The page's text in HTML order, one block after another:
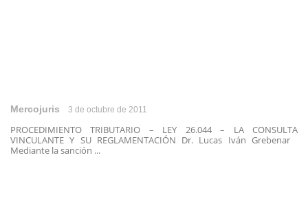
Mercojuris 3 de octubre de 2011
PROCEDIMIENTO TRIBUTARIO – LEY 26.044 – LA CONSULTA
VINCULANTE Y SU REGLAMENTACIÓN Dr. Lucas Iván Grebenar
Mediante la sanción ...